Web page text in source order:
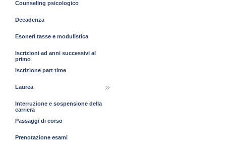
Counseling psicologico
Decadenza
Esoneri tasse e modulistica
Iscrizioni ad anni successivi al
primo
Iscrizione part time
Laurea
Interruzione e sospensione della
carriera
Passaggi di corso
Prenotazione esami